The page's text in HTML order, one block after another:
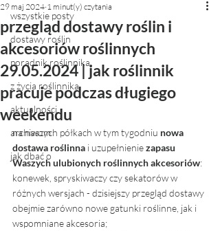
wszystkie posty
dostawy roślin
poradnik roślinnika
z życia roślinnika
aktualności
archiwum
jak dbać o
przegląd dostawy roślin i
akcesoriów roślinnych
29.05.2024 | jak roślinnik
pracuje podczas długiego
weekendu
29 maj 2024 1 minut(y) czytania
na naszych półkach w tym tygodniu nowa
dostawa roślinna i uzupełnienie zapasu
Waszych ulubionych roślinnych akcesoriów:
konewek, spryskiwaczy czy sekatorów w
różnych wersjach - dzisiejszy przegląd dostawy
obejmie zarówno nowe gatunki roślinne, jak i
wspomniane akcesoria;